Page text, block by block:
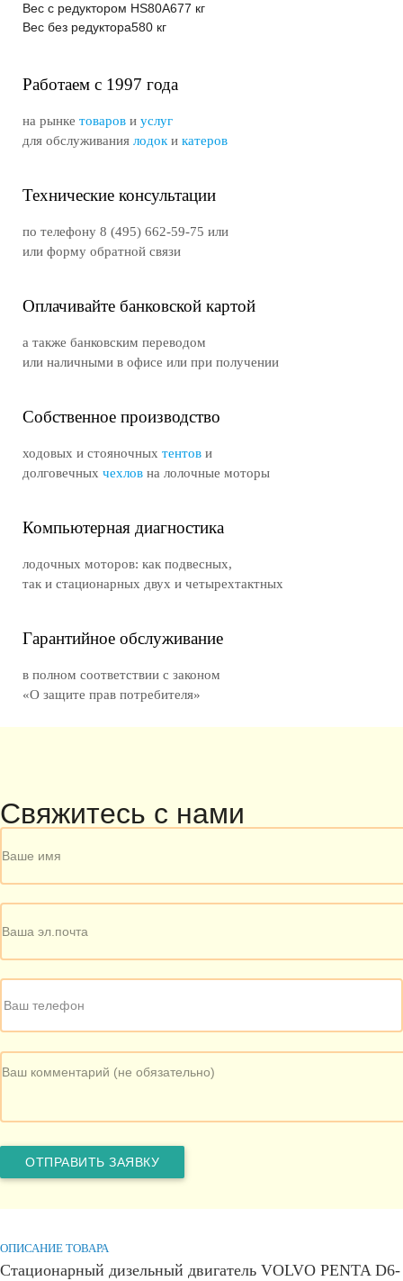
Вес с редуктором HS80A677 кг
Вес без редуктора580 кг
Работаем с 1997 года
на рынке товаров и услуг
для обслуживания лодок и катеров
Технические консультации
по телефону 8 (495) 662-59-75 или
или форму обратной связи
Оплачивайте банковской картой
а также банковским переводом
или наличными в офисе или при получении
Собственное производство
ходовых и стояночных тентов и
долговечных чехлов на лолочные моторы
Компьютерная диагностика
лодочных моторов: как подвесных,
так и стационарных двух и четырехтактных
Гарантийное обслуживание
в полном соответствии с законом
«О защите прав потребителя»
Свяжитесь с нами
ОПИСАНИЕ ТОВАРА
Стационарный дизельный двигатель VOLVO PENTA D6-